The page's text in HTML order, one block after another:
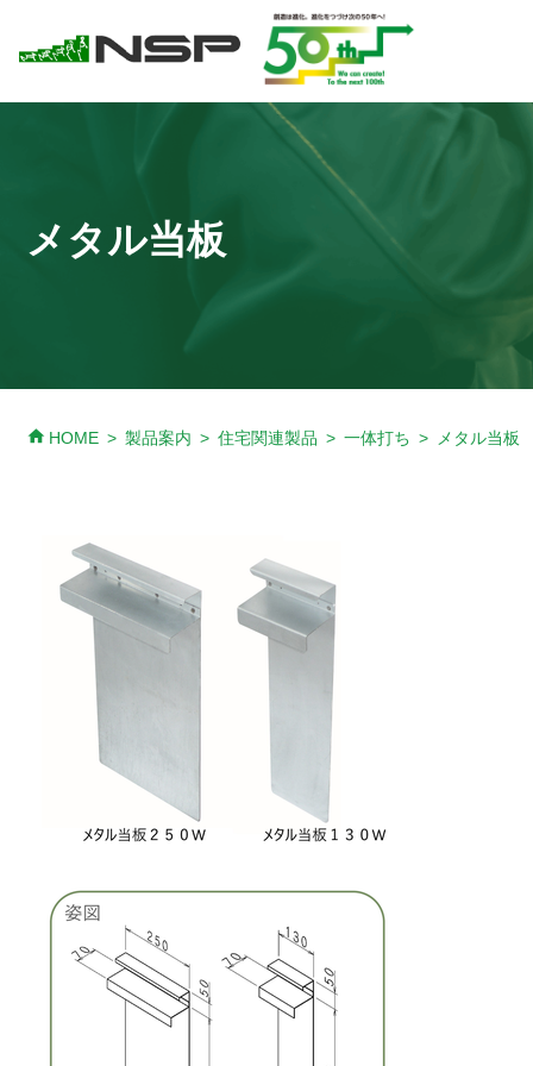
メタル当板
home HOME 製品案内 住宅関連製品 一体打ち メタル当板